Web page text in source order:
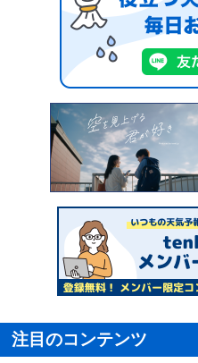
注目のコンテンツ